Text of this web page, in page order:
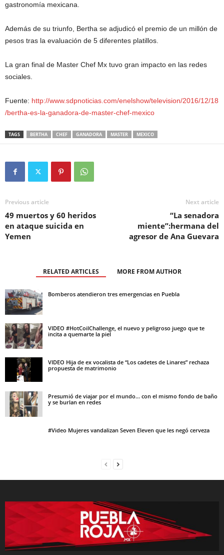
gastronomía mexicana.
Además de su triunfo, Bertha se adjudicó el premio de un millón de
pesos tras la evaluación de 5 diferentes platillos.
La gran final de Master Chef Mx tuvo gran impacto en las redes
sociales.
Fuente: http://www.sdpnoticias.com/enelshow/television/2016/12/18
/bertha-es-la-ganadora-de-master-chef-mexico
TAGS BERTHA CHEF GANADORA MASTER MEXICO
Previous article
49 muertos y 60 heridos
en ataque suicida en
Yemen
Next article
“La senadora
miente”:hermana del
agresor de Ana Guevara
RELATED ARTICLES MORE FROM AUTHOR
Bomberos atendieron tres emergencias en Puebla
VIDEO #HotCoilChallenge, el nuevo y peligroso juego que te
incita a quemarte la piel
VIDEO Hija de ex vocalista de “Los cadetes de Linares” rechaza
propuesta de matrimonio
Presumió de viajar por el mundo… con el mismo fondo de baño
y se burlan en redes
#Video Mujeres vandalizan Seven Eleven que les negó cerveza